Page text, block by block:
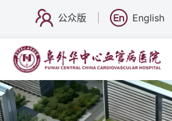
公众版 English